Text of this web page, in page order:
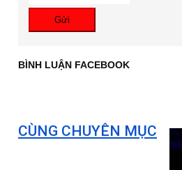
Gửi
BÌNH LUẬN FACEBOOK
CÙNG CHUYÊN MỤC